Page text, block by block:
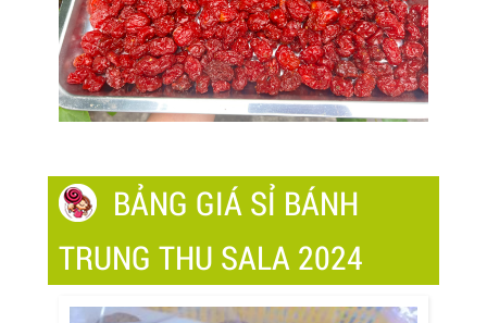
BẢNG GIÁ SỈ BÁNH
TRUNG THU SALA 2024